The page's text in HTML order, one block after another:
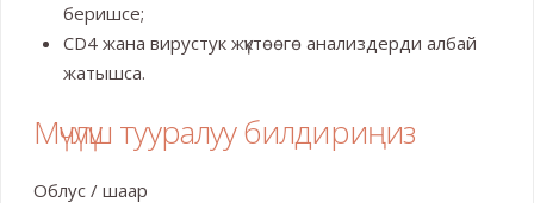
беришсе;
CD4 жана вирустук жүктөөгө анализдерди албай
жатышса.
Мүчүлүш тууралуу билдириңиз
Облус / шаар